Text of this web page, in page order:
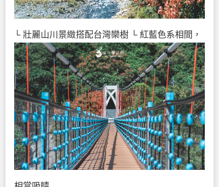
└ 壯麗山川景緻搭配台灣欒樹 └ 紅藍色系相間，